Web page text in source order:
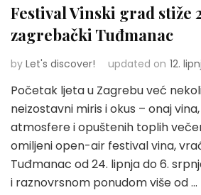
Festival Vinski grad stiže
zagrebački Tuđmanac
by Let's discover! updated on 12.
Početak ljeta u Zagrebu već
neizostavni miris i okus – onaj
atmosfere i opuštenih toplih
omiljeni open-air festival vina,
Tuđmanac od 24. lipnja do 6.
i raznovrsnom ponudom više od …